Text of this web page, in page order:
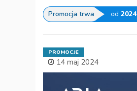
Promocja trwa od
PROMOCJE
14 maj 2024